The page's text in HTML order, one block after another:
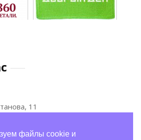
11
файлы cookie и